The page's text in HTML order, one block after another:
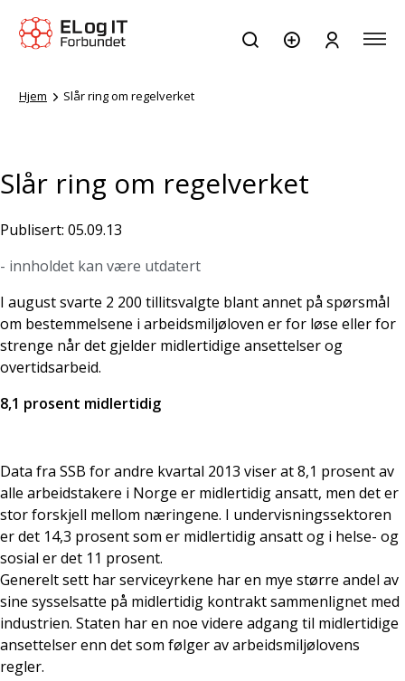
Hjem Slår ring om regelverket
Slår ring om regelverket
Publisert: 05.09.13
- innholdet kan være utdatert
I august svarte 2 200 tillitsvalgte blant annet på spørsmål
om bestemmelsene i arbeidsmiljøloven er for løse eller for
strenge når det gjelder midlertidige ansettelser og
overtidsarbeid.
8,1 prosent midlertidig
Data fra SSB for andre kvartal 2013 viser at 8,1 prosent av
alle arbeidstakere i Norge er midlertidig ansatt, men det er
stor forskjell mellom næringene. I undervisningssektoren
er det 14,3 prosent som er midlertidig ansatt og i helse- og
sosial er det 11 prosent.
Generelt sett har serviceyrkene har en mye større andel av
sine sysselsatte på midlertidig kontrakt sammenlignet med
industrien. Staten har en noe videre adgang til midlertidige
ansettelser enn det som følger av arbeidsmiljølovens
regler.